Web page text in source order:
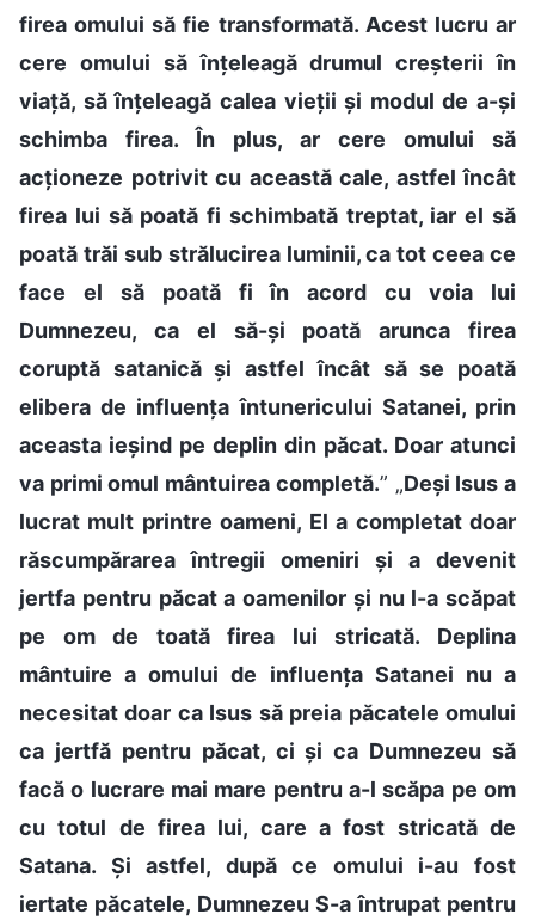
firea omului să fie transformată. Acest lucru ar
cere omului să înțeleagă drumul creșterii în
viață, să înțeleagă calea vieții și modul de a-și
schimba firea. În plus, ar cere omului să
acționeze potrivit cu această cale, astfel încât
firea lui să poată fi schimbată treptat, iar el să
poată trăi sub strălucirea luminii, ca tot ceea ce
face el să poată fi în acord cu voia lui
Dumnezeu, ca el să-și poată arunca firea
coruptă satanică și astfel încât să se poată
elibera de influența întunericului Satanei, prin
aceasta ieșind pe deplin din păcat. Doar atunci
va primi omul mântuirea completă.” „Deși Isus a
lucrat mult printre oameni, El a completat doar
răscumpărarea întregii omeniri și a devenit
jertfa pentru păcat a oamenilor și nu l-a scăpat
pe om de toată firea lui stricată. Deplina
mântuire a omului de influența Satanei nu a
necesitat doar ca Isus să preia păcatele omului
ca jertfă pentru păcat, ci și ca Dumnezeu să
facă o lucrare mai mare pentru a-l scăpa pe om
cu totul de firea lui, care a fost stricată de
Satana. Și astfel, după ce omului i-au fost
iertate păcatele, Dumnezeu S-a întrupat pentru